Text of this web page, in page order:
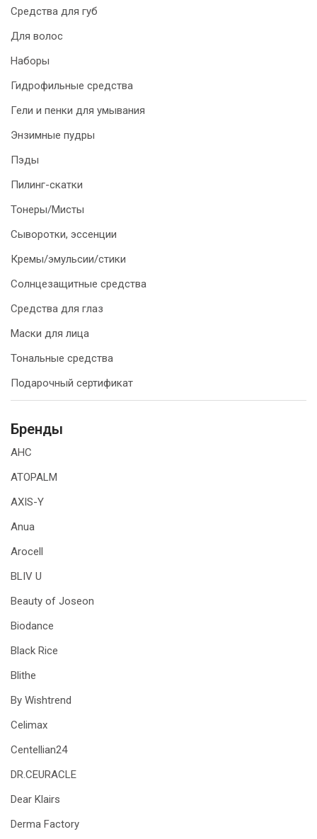
Средства для губ
Для волос
Наборы
Гидрофильные средства
Гели и пенки для умывания
Энзимные пудры
Пэды
Пилинг-скатки
Тонеры/Мисты
Сыворотки, эссенции
Кремы/эмульсии/стики
Солнцезащитные средства
Средства для глаз
Маски для лица
Тональные средства
Подарочный сертификат
Бренды
AHC
ATOPALM
AXIS-Y
Anua
Arocell
BLIV U
Beauty of Joseon
Biodance
Black Rice
Blithe
By Wishtrend
Celimax
Centellian24
DR.CEURACLE
Dear Klairs
Derma Factory